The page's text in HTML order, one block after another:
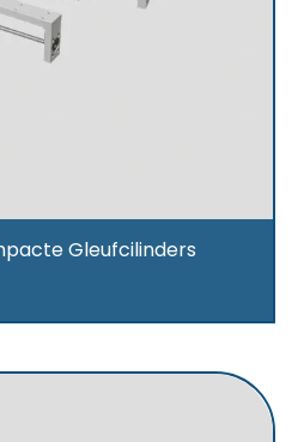
Gleufcilinders